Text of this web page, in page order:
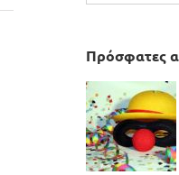
για:
Πρόσφατες